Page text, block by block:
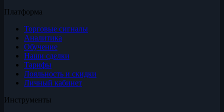
Платформа
Торговые сигналы
Аналитика
Обучение
Наши сделки
Тарифы
Лояльность и скидки
Личный кабинет
Инструменты